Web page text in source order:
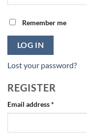
Remember me
LOG IN
Lost your password?
REGISTER
Email address*